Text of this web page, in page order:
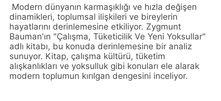
Modern dünyanın karmaşıklığı ve hızla değişen
dinamikleri, toplumsal ilişkileri ve bireylerin
hayatlarını derinlemesine etkiliyor. Zygmunt
Bauman'ın "Çalışma, Tüketicilik Ve Yeni Yoksullar"
adlı kitabı, bu konuda derinlemesine bir analiz
sunuyor. Kitap, çalışma kültürü, tüketim
alışkanlıkları ve yoksulluk gibi konuları ele alarak
modern toplumun kırılgan dengesini inceliyor.